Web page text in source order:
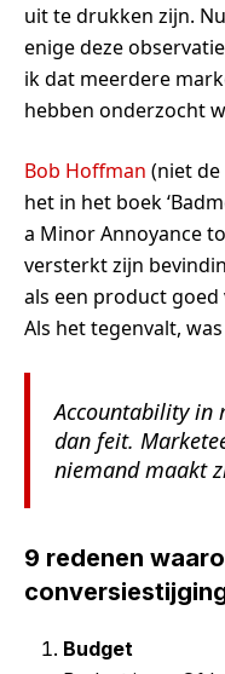
uit te drukken zijn.
enige deze
ik dat meerdere
hebben onderzocht
Bob Hoffman (niet
het in het boek
a Minor Annoyance
versterkt zijn
als een product
Als het tegenvalt,
Accountability in
dan feit.
niemand maakt
9 redenen
Budget